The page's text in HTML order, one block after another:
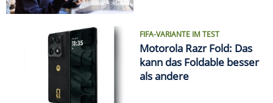
FIFA-VARIANTE IM TEST
Motorola Razr Fold: Das
kann das Foldable besser
als andere